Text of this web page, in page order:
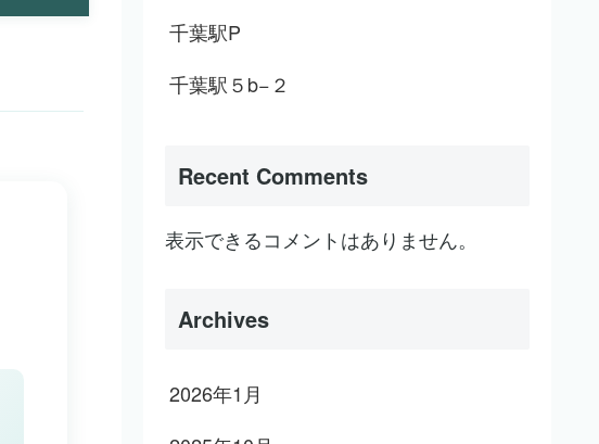
千葉駅P
千葉駅５b−２
Recent Comments
表示できるコメントはありません。
Archives
2026年1月